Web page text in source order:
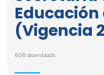
(Vigencia
606 downloads